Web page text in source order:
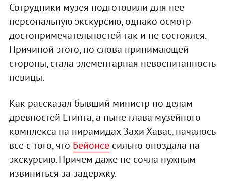
Сотрудники музея подготовили для нее
персональную экскурсию, однако осмотр
достопримечательностей так и не состоялся.
Причиной этого, по слова принимающей
стороны, стала элементарная невоспитанность
певицы.
Как рассказал бывший министр по делам
древностей Египта, а ныне глава музейного
комплекса на пирамидах Захи Хавас, началось
все с того, что Бейонсесильно опоздала на
экскурсию. Причем даже не сочла нужным
извиниться за задержку.